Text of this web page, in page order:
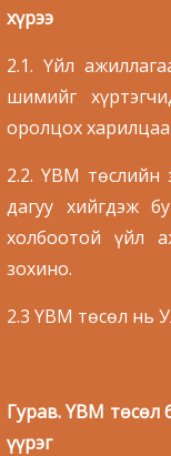
хүрээ
2.1. Үйл
шимийг
оролцох
2.2. YBM
дагуу хийгдэж
холбоотой үйл
зохино.
2.3 YBM төсөл нь
Гурав. YBM төсөл
үүрэг